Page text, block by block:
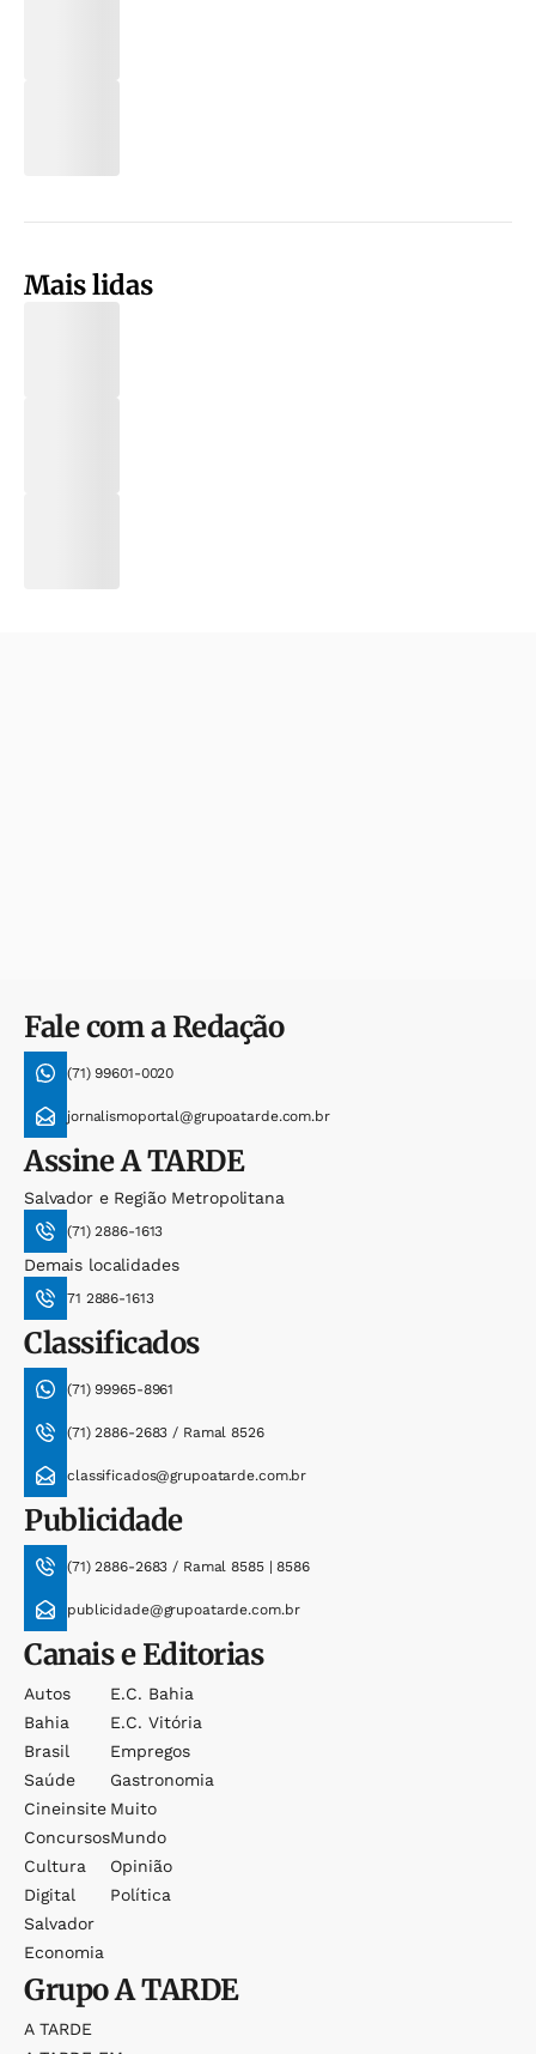
Mais lidas
Fale com a Redação
(71) 99601-0020
jornalismoportal@grupoatarde.com.br
AssineA TARDE
Salvador e Região Metropolitana
(71) 2886-1613
Demais localidades
71 2886-1613
Classificados
(71) 99965-8961
(71) 2886-2683 / Ramal 8526
classificados@grupoatarde.com.br
Publicidade
(71) 2886-2683 / Ramal 8585 | 8586
publicidade@grupoatarde.com.br
Canais e Editorias
Autos
Bahia
Brasil
Saúde
Cineinsite
Concursos
Cultura
Digital
Salvador
Economia
E.c. Bahia
E.c. Vitória
Empregos
Gastronomia
Muito
Mundo
Opinião
Política
GrupoA TARDE
A TARDE